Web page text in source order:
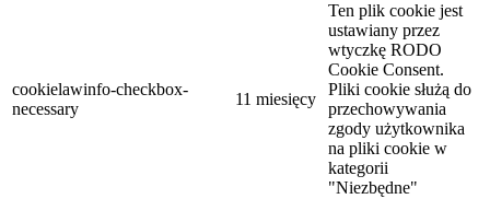
cookielawinfo-checkbox-
necessary
11 miesięcy
Ten plik cookie jest
ustawiany przez
wtyczkę RODO
Cookie Consent.
Pliki cookie służą do
przechowywania
zgody użytkownika
na pliki cookie w
kategorii
"Niezbędne"